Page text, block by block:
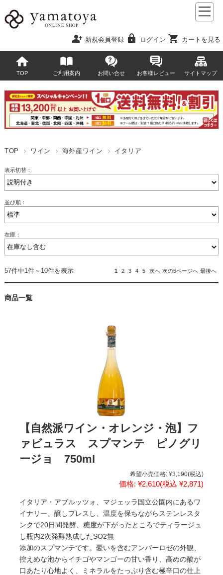
person_add 新規会員登録 lock ログイン shopping_cart カートを見る
TOP ご利用案内 お問い合せ お客様レビュー サイトマップ
TOP ワイン 海外産ワイン イタリア
表示切替：
並び順：
在庫：
57件中1件～10件を表示 1 2 3 4 5 次へ 次の5ページへ 最後へ
商品一覧
【自然派ワイン・オレンジ・泡】フ
ァビュラス スプマンテ ピノグリ
ージョ 750ml
希望小売価格: ¥3,190(税込)
価格: ¥2,610(税込 ¥2,871)
イタリア・アブルッツォ、マジェッラ国立公園内にあるワ
イナリー、醸しプレスし、温度を保ちながらステンレスタ
ンクで20日間発酵、糖度が下がったところでティラージュ
し瓶内2次発酵熟成したSO2無
添加のスプマンテです。憂いを含むアンバーロゼの外観、
控えめな泡からイチゴやマンゴーの甘い香り、高めの酸が
口あたり心地よく、ミネラルをたっぷり含む極辛口の仕上